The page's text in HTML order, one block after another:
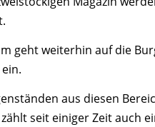
geht weiterhin auf die
aus diesen
seit einiger Zeit auch